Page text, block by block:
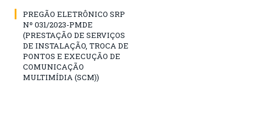
PREGÃO ELETRÔNICO SRP
Nº 031/2023-PMDE
(PRESTAÇÃO DE SERVIÇOS
DE INSTALAÇÃO, TROCA DE
PONTOS E EXECUÇÃO DE
COMUNICAÇÃO
MULTIMÍDIA (SCM))